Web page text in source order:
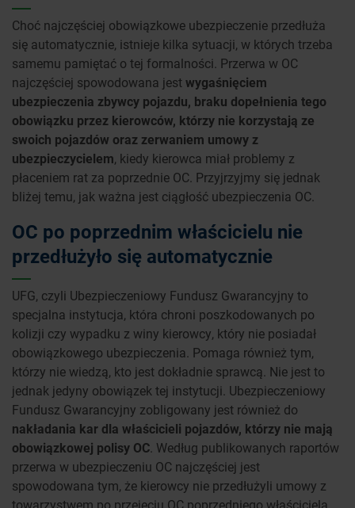
Choć najczęściej obowiązkowe ubezpieczenie przedłuża
się automatycznie, istnieje kilka sytuacji, w których trzeba
samemu pamiętać o tej formalności. Przerwa w OC
najczęściej spowodowana jestwygaśnięciem
ubezpieczenia zbywcy pojazdu, braku dopełnienia tego
obowiązku przez kierowców, którzy nie korzystają ze
swoich pojazdów oraz zerwaniem umowy z
ubezpieczycielem, kiedy kierowca miał problemy z
płaceniem rat za poprzednie OC. Przyjrzyjmy się jednak
bliżej temu, jak ważna jest ciągłość ubezpieczenia OC.
OC po poprzednim właścicielu nie
przedłużyło się automatycznie
UFG, czyli Ubezpieczeniowy Fundusz Gwarancyjny to
specjalna instytucja, która chroni poszkodowanych po
kolizji czy wypadku z winy kierowcy, który nie posiadał
obowiązkowego ubezpieczenia. Pomaga również tym,
którzy nie wiedzą, kto jest dokładnie sprawcą. Nie jest to
jednak jedyny obowiązek tej instytucji. Ubezpieczeniowy
Fundusz Gwarancyjny zobligowany jest również do
nakładania kar dla właścicieli pojazdów, którzy nie mają
obowiązkowej polisy OC. Według publikowanych raportów
przerwa w ubezpieczeniu OC najczęściej jest
spowodowana tym, że kierowcy nie przedłużyli umowy z
towarzystwem po przejęciu OC poprzedniego właściciela